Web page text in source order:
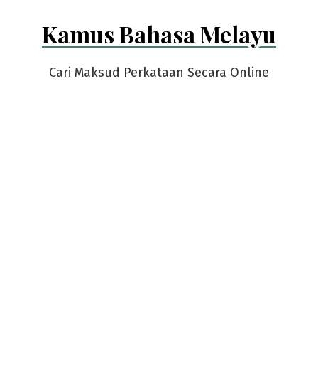
Kamus Bahasa Melayu
Cari Maksud Perkataan Secara Online